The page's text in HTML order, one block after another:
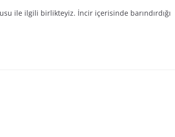
ile ilgili birlikteyiz. İncir içerisinde barındırdığı